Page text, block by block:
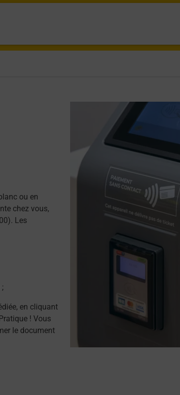
ou en
chez vous,
Les
en cliquant
! Vous
le document